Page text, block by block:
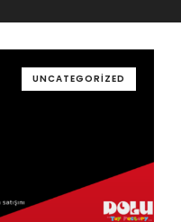
UNCATEGORIZED